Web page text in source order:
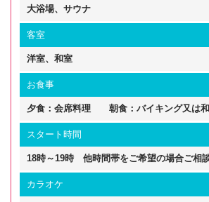
大浴場、サウナ
客室
洋室、和室
お食事
夕食：会席料理 朝食：バイキング又は
スタート時間
18時～19時 他時間帯をご希望の場合ご相談
カラオケ